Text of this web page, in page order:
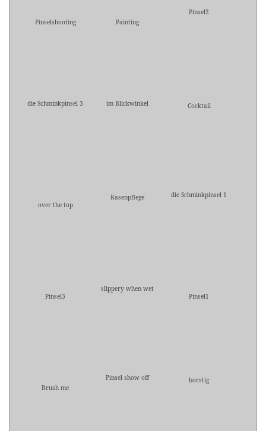
Pinselshooting Painting
Pinsel2
die Schminkpinsel 3 im Blickwinkel Cocktail
over the top
Rasenpflege die Schminkpinsel 1
Pinsel3
slippery when wet
Pinsel1
Brush me
Pinsel show off borstig